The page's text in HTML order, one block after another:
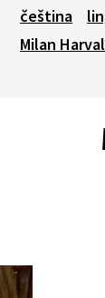
čeština
Milan